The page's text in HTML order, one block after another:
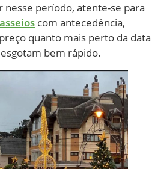
nesse período, atente-se para
com antecedência,
quanto mais perto da data
bem rápido.